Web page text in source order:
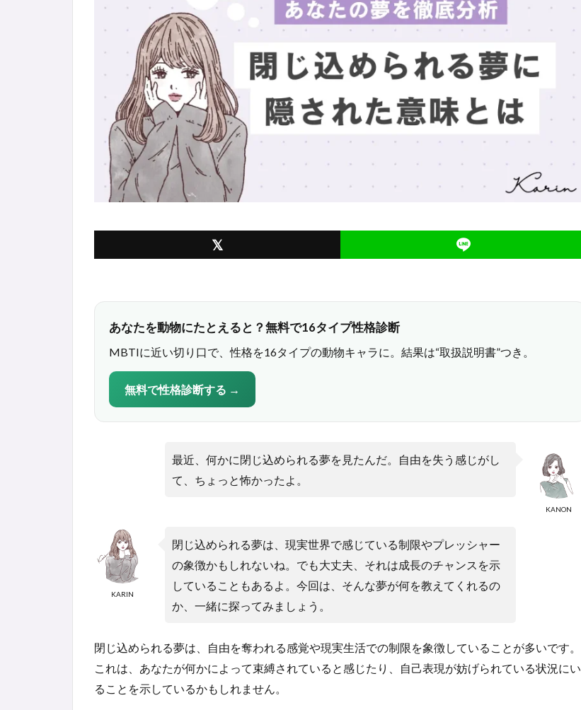
あなたを動物にたとえると？無料で16タイプ性格診断
MBTIに近い切り口で、性格を16タイプの動物キャラに。結果は“取扱説明書”つき。
無料で性格診断する →
KANON
最近、何かに閉じ込められる夢を見たんだ。自由を失う感じがし
て、ちょっと怖かったよ。
KARIN
閉じ込められる夢は、現実世界で感じている制限やプレッシャー
の象徴かもしれないね。でも大丈夫、それは成長のチャンスを示
していることもあるよ。今回は、そんな夢が何を教えてくれるの
か、一緒に探ってみましょう。
閉じ込められる夢は、自由を奪われる感覚や現実生活での制限を象徴していることが多いです。
これは、あなたが何かによって束縛されていると感じたり、自己表現が妨げられている状況にい
ることを示しているかもしれません。